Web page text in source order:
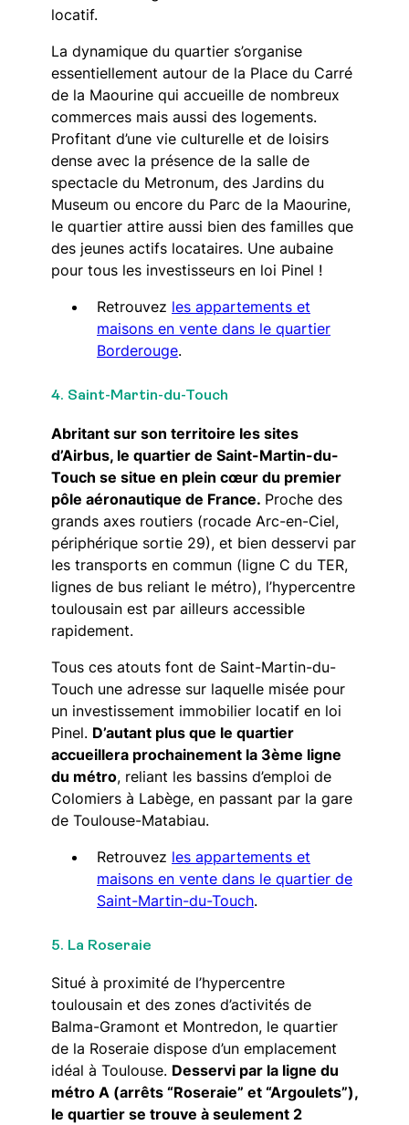
locatif.
La dynamique du quartier s’organise
essentiellement autour de la Place du Carré
de la Maourine qui accueille de nombreux
commerces mais aussi des logements.
Profitant d’une vie culturelle et de loisirs
dense avec la présence de la salle de
spectacle du Metronum, des Jardins du
Museum ou encore du Parc de la Maourine,
le quartier attire aussi bien des familles que
des jeunes actifs locataires. Une aubaine
pour tous les investisseurs en loi Pinel !
Retrouvez les appartements et
maisons en vente dans le quartier
Borderouge.
4. Saint-Martin-du-Touch
Abritant sur son territoire les sites
d’Airbus, le quartier de Saint-Martin-du-
Touch se situe en plein cœur du premier
pôle aéronautique de France. Proche des
grands axes routiers (rocade Arc-en-Ciel,
périphérique sortie 29), et bien desservi par
les transports en commun (ligne C du TER,
lignes de bus reliant le métro), l’hypercentre
toulousain est par ailleurs accessible
rapidement.
Tous ces atouts font de Saint-Martin-du-
Touch une adresse sur laquelle misée pour
un investissement immobilier locatif en loi
Pinel. D’autant plus que le quartier
accueillera prochainement la 3ème ligne
du métro, reliant les bassins d’emploi de
Colomiers à Labège, en passant par la gare
de Toulouse-Matabiau.
Retrouvez les appartements et
maisons en vente dans le quartier de
Saint-Martin-du-Touch.
5. La Roseraie
Situé à proximité de l’hypercentre
toulousain et des zones d’activités de
Balma-Gramont et Montredon, le quartier
de la Roseraie dispose d’un emplacement
idéal à Toulouse. Desservi par la ligne du
métro A (arrêts “Roseraie” et “Argoulets”),
le quartier se trouve à seulement 2